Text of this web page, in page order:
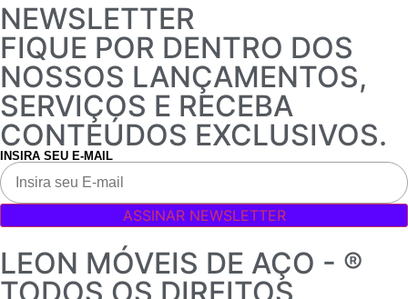
NEWSLETTER
FIQUE POR DENTRO DOS
NOSSOS LANÇAMENTOS,
SERVIÇOS E RECEBA
CONTEÚDOS EXCLUSIVOS.
INSIRA SEU E-MAIL
ASSINAR NEWSLETTER
LEON MÓVEIS DE AÇO - ®